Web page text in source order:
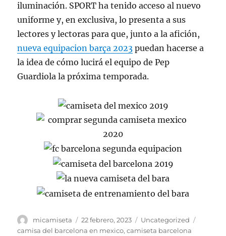
iluminación. SPORT ha tenido acceso al nuevo
uniforme y, en exclusiva, lo presenta a sus
lectores y lectoras para que, junto a la afición,
nueva equipacion barça 2023 puedan hacerse a
la idea de cómo lucirá el equipo de Pep
Guardiola la próxima temporada.
Autor
micamiseta
Publicado
el
22 febrero, 2023 Categorías
Uncategorized
camisa del barcelona en mexico,camiseta barcelona